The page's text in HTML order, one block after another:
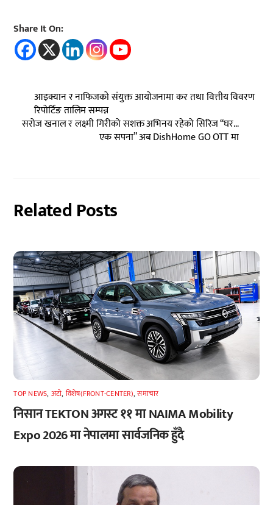
Share It On:
आइक्यान र नाफिजको संयुक्त आयोजनामा कर तथा वित्तीय विवरण
रिपोर्टिङ तालिम सम्पन्न
सरोज खनाल र लक्ष्मी गिरीको सशक्त अभिनय रहेको सिरिज “घर…
एक सपना” अब DishHome GO OTT मा
Related Posts
TOP NEWS, अटाे, विशेष(FRONT-CENTER),समाचार
निसान TEKTON अगस्ट ११ मा NAIMA Mobility
Expo 2026 मा नेपालमा सार्वजनिक हुँदै